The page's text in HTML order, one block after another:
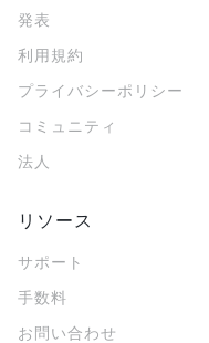
発表
利用規約
プライバシーポリシー
コミュニティ
法人
リソース
サポート
手数料
お問い合わせ